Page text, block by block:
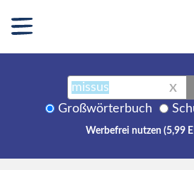
X
Großwörterbuch
Werbefrei nutzen (5,99